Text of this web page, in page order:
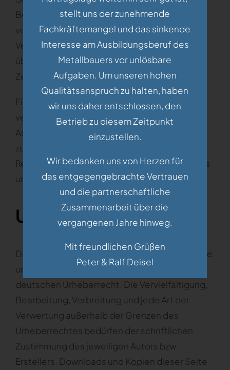
Betreiber der Seiten verantwortlich. Die
verlinkten Seiten wurden zum Zeitpunkt der
Verlinkung auf mögliche Rechtsverstöße
überprüft. Rechtswidrige Inhalte waren zum
Zeitpunkt der Verlinkung nicht erkennbar.
Eine permanente inhaltliche Kontrolle der
verlinkten Seiten ist jedoch ohne konkrete
Anhaltspunkte einer Rechtsverletzung nicht
zumutbar. Bei Bekanntwerden von
Rechtsverletzungen werden wir derartige Links
umgehend entfernen.
Urheberrecht
Die durch die Seitenbetreiber erstellten Inhalte
und Werke auf diesen Seiten unterliegen dem
deutschen Urheberrecht. Die Vervielfältigung,
Bearbeitung, Verbreitung und jede Art der
Verwertung außerhalb der Grenzen des
Urheberrechtes bedürfen der schriftlichen
Zustimmung des jeweiligen Autors bzw.
Erstellers. Downloads und Kopien dieser Seite
stellt uns der zunehmende
Fachkräftemangel und das sinkende
Interesse am Ausbildungsberuf des
Metallbauers vor unlösbare
Aufgaben. Um unseren hohen
Qualitätsanspruch zu halten, haben
wir uns daher entschlossen, den
Betrieb zu diesem Zeitpunkt
einzustellen.
Wir bedanken uns von Herzen für
das entgegengebrachte Vertrauen
und die partnerschaftliche
Zusammenarbeit über die
vergangenen Jahre hinweg.
Mit freundlichen Grüßen
Peter & Ralf Deisel